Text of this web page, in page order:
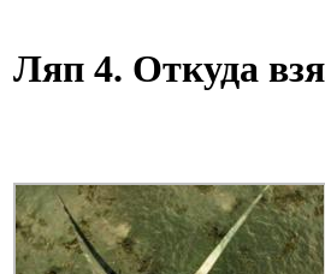
Ляп 4. Откуда